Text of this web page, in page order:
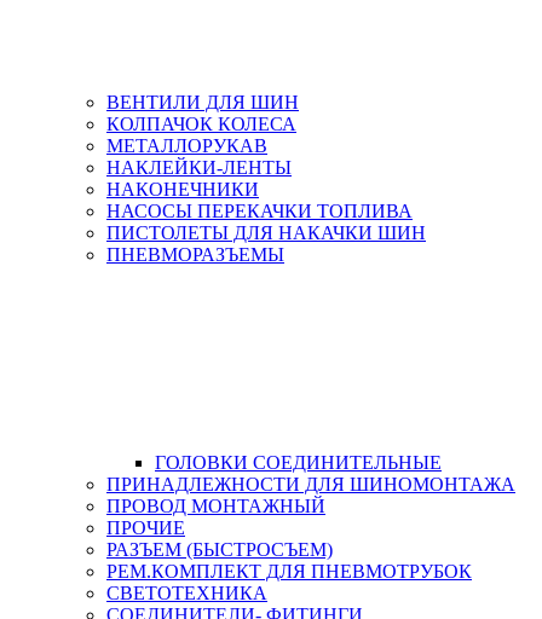
ВЕНТИЛИ ДЛЯ ШИН
КОЛПАЧОК КОЛЕСА
МЕТАЛЛОРУКАВ
НАКЛЕЙКИ-ЛЕНТЫ
НАКОНЕЧНИКИ
НАСОСЫ ПЕРЕКАЧКИ ТОПЛИВА
ПИСТОЛЕТЫ ДЛЯ НАКАЧКИ ШИН
ПНЕВМОРАЗЪЕМЫ
ГОЛОВКИ СОЕДИНИТЕЛЬНЫЕ
ПРИНАДЛЕЖНОСТИ ДЛЯ ШИНОМОНТАЖА
ПРОВОД МОНТАЖНЫЙ
ПРОЧИЕ
РАЗЪЕМ (БЫСТРОСЪЕМ)
РЕМ.КОМПЛЕКТ ДЛЯ ПНЕВМОТРУБОК
СВЕТОТЕХНИКА
СОЕДИНИТЕЛИ- ФИТИНГИ